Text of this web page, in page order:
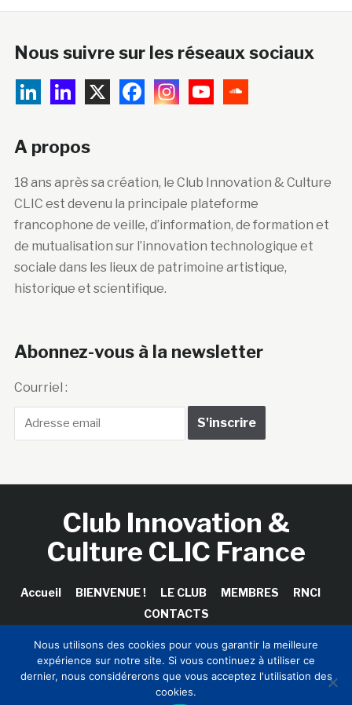
Nous suivre sur les réseaux sociaux
A propos
18 ans après sa création, le Club Innovation & Culture
CLIC est devenu la principale plateforme
francophone de veille, d’information, de formation et
de mutualisation sur l’innovation technologique et
sociale dans les lieux de patrimoine artistique,
historique et scientifique.
Abonnez-vous à la newsletter
Courriel :
Club Innovation &
Culture CLIC France
Accueil BIENVENUE ! LE CLUB MEMBRES
RNCI
CONTACTS
Copyright © 2026 Club Innovation & Culture CLIC France /
Sinapses Conseils
Nous utilisons des cookies pour vous garantir la meilleure
expérience sur notre site. Si vous continuez à utiliser ce
dernier, nous considérerons que vous acceptez l'utilisation des
cookies.